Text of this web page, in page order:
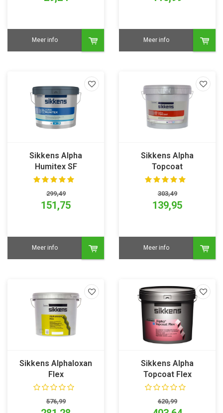
Meer info Meer info
Sikkens Alpha
Humitex SF
299,49
151,75
Meer info
Sikkens Alpha
Topcoat
303,49
139,95
Meer info
Sikkens Alphaloxan
Flex
576,99
Sikkens Alpha
Topcoat Flex
620,99